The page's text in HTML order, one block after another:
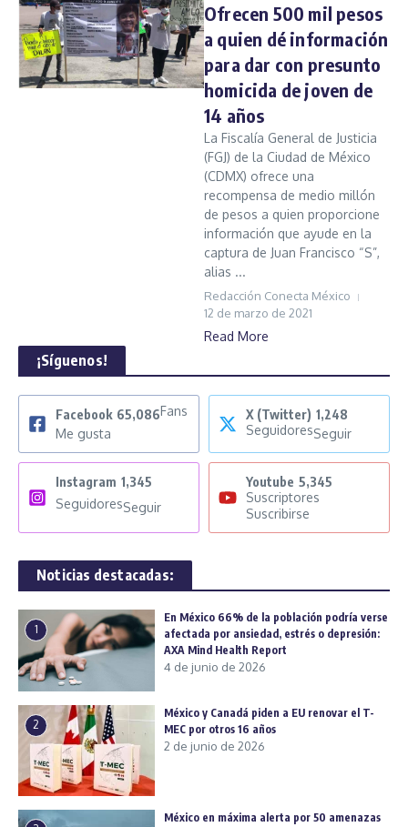
Ofrecen 500 mil pesos
a quien dé información
para dar con presunto
homicida de joven de
14 años
La Fiscalía General de Justicia
(FGJ) de la Ciudad de México
(CDMX) ofrece una
recompensa de medio millón
de pesos a quien proporcione
información que ayude en la
captura de Juan Francisco “S”,
alias ...
Redacción Conecta México
12 de marzo de 2021
Read More
¡Síguenos!
Facebook 65,086Fans
Me gusta
X (Twitter) 1,248
SeguidoresSeguir
Instagram 1,345
SeguidoresSeguir
Youtube 5,345
Suscriptores
Suscribirse
Noticias destacadas:
1
En México 66% de la población podría verse
afectada por ansiedad, estrés o depresión:
AXA Mind Health Report
4 de junio de 2026
2
México y Canadá piden a EU renovar el T-
MEC por otros 16 años
2 de junio de 2026
México en máxima alerta por 50 amenazas